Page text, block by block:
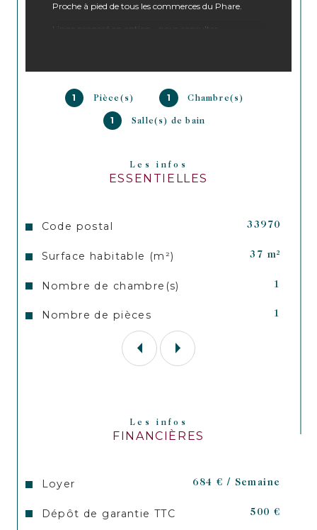
1 Pièce(s) 1 Chambre(s)
1 Salle(s) de bain
Les infos
ESSENTIELLES
Caractéristiques Valeurs
Code postal 33970
Surface habitable (m²) 37 m²
Nombre de chambre(s) 1
Nombre de pièces 1
Proche à pied de tous les commerces du Phare.
Linge proposé en option - nous consulter
Les infos
FINANCIÈRES
Loyer 684 € / Semaine
Dépôt de garantie TTC 500 €